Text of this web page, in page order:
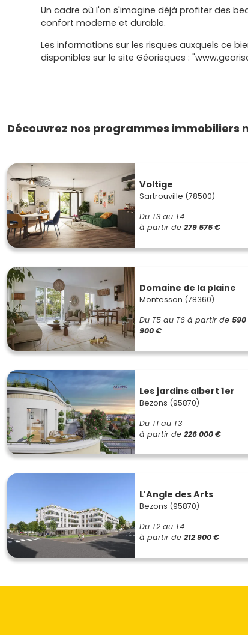
Un cadre où l'on s'imagine déjà profiter des
confort moderne et durable.
Les informations sur les risques auxquels ce
disponibles sur le site Géorisques :
Découvrez nos programmes immobiliers
Voltige
Sartrouville (78500)
Du T3 au T4
à partir de 279 575 €
Domaine de la plaine
Montesson (78360)
Du T5 au T6 à partir de 590
900 €
Les jardins albert 1er
Bezons (95870)
Du T1 au T3
à partir de 226 000 €
L'Angle des Arts
Bezons (95870)
Du T2 au T4
à partir de 212 900 €